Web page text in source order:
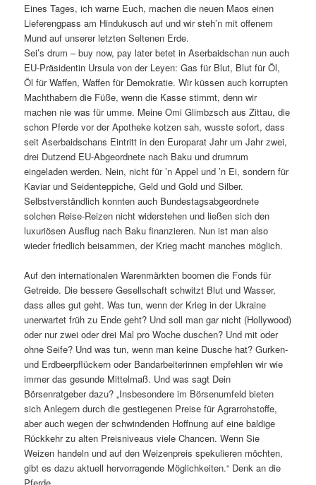
Eines Tages, ich warne Euch, machen die neuen Maos einen
Lieferengpass am Hindukusch auf und wir steh’n mit offenem
Mund auf unserer letzten Seltenen Erde.
Sei’s drum – buy now, pay later betet in Aserbaidschan nun auch
EU-Präsidentin Ursula von der Leyen: Gas für Blut, Blut für Öl,
Öl für Waffen, Waffen für Demokratie. Wir küssen auch korrupten
Machthabern die Füße, wenn die Kasse stimmt, denn wir
machen nie was für umme. Meine Omi Glimbzsch aus Zittau, die
schon Pferde vor der Apotheke kotzen sah, wusste sofort, dass
seit Aserbaidschans Eintritt in den Europarat Jahr um Jahr zwei,
drei Dutzend EU-Abgeordnete nach Baku und drumrum
eingeladen werden. Nein, nicht für ’n Appel und ’n Ei, sondern für
Kaviar und Seidenteppiche, Geld und Gold und Silber.
Selbstverständlich konnten auch Bundestagsabgeordnete
solchen Reise-Reizen nicht widerstehen und ließen sich den
luxuriösen Ausflug nach Baku finanzieren. Nun ist man also
wieder friedlich beisammen, der Krieg macht manches möglich.
Auf den internationalen Warenmärkten boomen die Fonds für
Getreide. Die bessere Gesellschaft schwitzt Blut und Wasser,
dass alles gut geht. Was tun, wenn der Krieg in der Ukraine
unerwartet früh zu Ende geht? Und soll man gar nicht (Hollywood)
oder nur zwei oder drei Mal pro Woche duschen? Und mit oder
ohne Seife? Und was tun, wenn man keine Dusche hat? Gurken-
und Erdbeerpflückern oder Bandarbeiterinnen empfehlen wir wie
immer das gesunde Mittelmaß. Und was sagt Dein
Börsenratgeber dazu? „Insbesondere im Börsenumfeld bieten
sich Anlegern durch die gestiegenen Preise für Agrarrohstoffe,
aber auch wegen der schwindenden Hoffnung auf eine baldige
Rückkehr zu alten Preisniveaus viele Chancen. Wenn Sie
Weizen handeln und auf den Weizenpreis spekulieren möchten,
gibt es dazu aktuell hervorragende Möglichkeiten.“ Denk an die